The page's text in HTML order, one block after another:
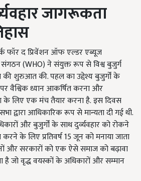
जागरूकता
फॉर द प्रिवेंशन ऑफ एल्डर एब्यूज
संगठन (WHO)ने संयुक्त रूप से विश्व बुजुर्ग
की शुरुआत की. पहल का उद्देश्य बुजुर्गों के
वैश्विक ध्यान आकर्षित करना और
के लिए एक मंच तैयार करना है.इस दिवस
द्वारा आधिकारिक रूप से मान्यता दी गई थी.
और बुजुर्गों के साथ दुर्व्यवहार को रोकने
के लिए प्रतिवर्ष 15 जून को मनाया जाता
और सरकारों को एक ऐसे समाज को बढ़ावा
है जो वृद्ध वयस्कों के अधिकारों और सम्मान